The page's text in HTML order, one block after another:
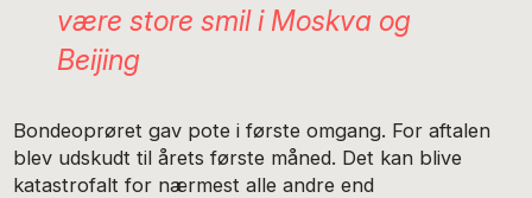
være store smil i Moskva og
Beijing
Bondeoprøret gav pote i første omgang. For aftalen
blev udskudt til årets første måned. Det kan blive
katastrofalt for nærmest alle andre end